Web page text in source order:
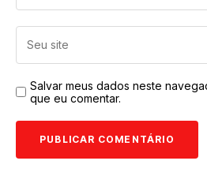
Salvar meus dados neste
que eu comentar.